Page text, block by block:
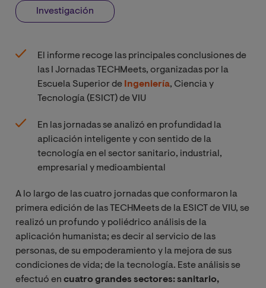
Investigación
El informe recoge las principales conclusiones de
las I Jornadas TECHMeets, organizadas por la
Escuela Superior de Ingeniería, Ciencia y
Tecnología (ESICT) de VIU
En las jornadas se analizó en profundidad la
aplicación inteligente y con sentido de la
tecnología en el sector sanitario, industrial,
empresarial y medioambiental
A lo largo de las cuatro jornadas que conformaron la
primera edición de las TECHMeets de la ESICT de VIU, se
realizó un profundo y poliédrico análisis de la
aplicación humanista; es decir al servicio de las
personas, de su empoderamiento y la mejora de sus
condiciones de vida; de la tecnología. Este análisis se
efectuó en cuatro grandes sectores: sanitario,